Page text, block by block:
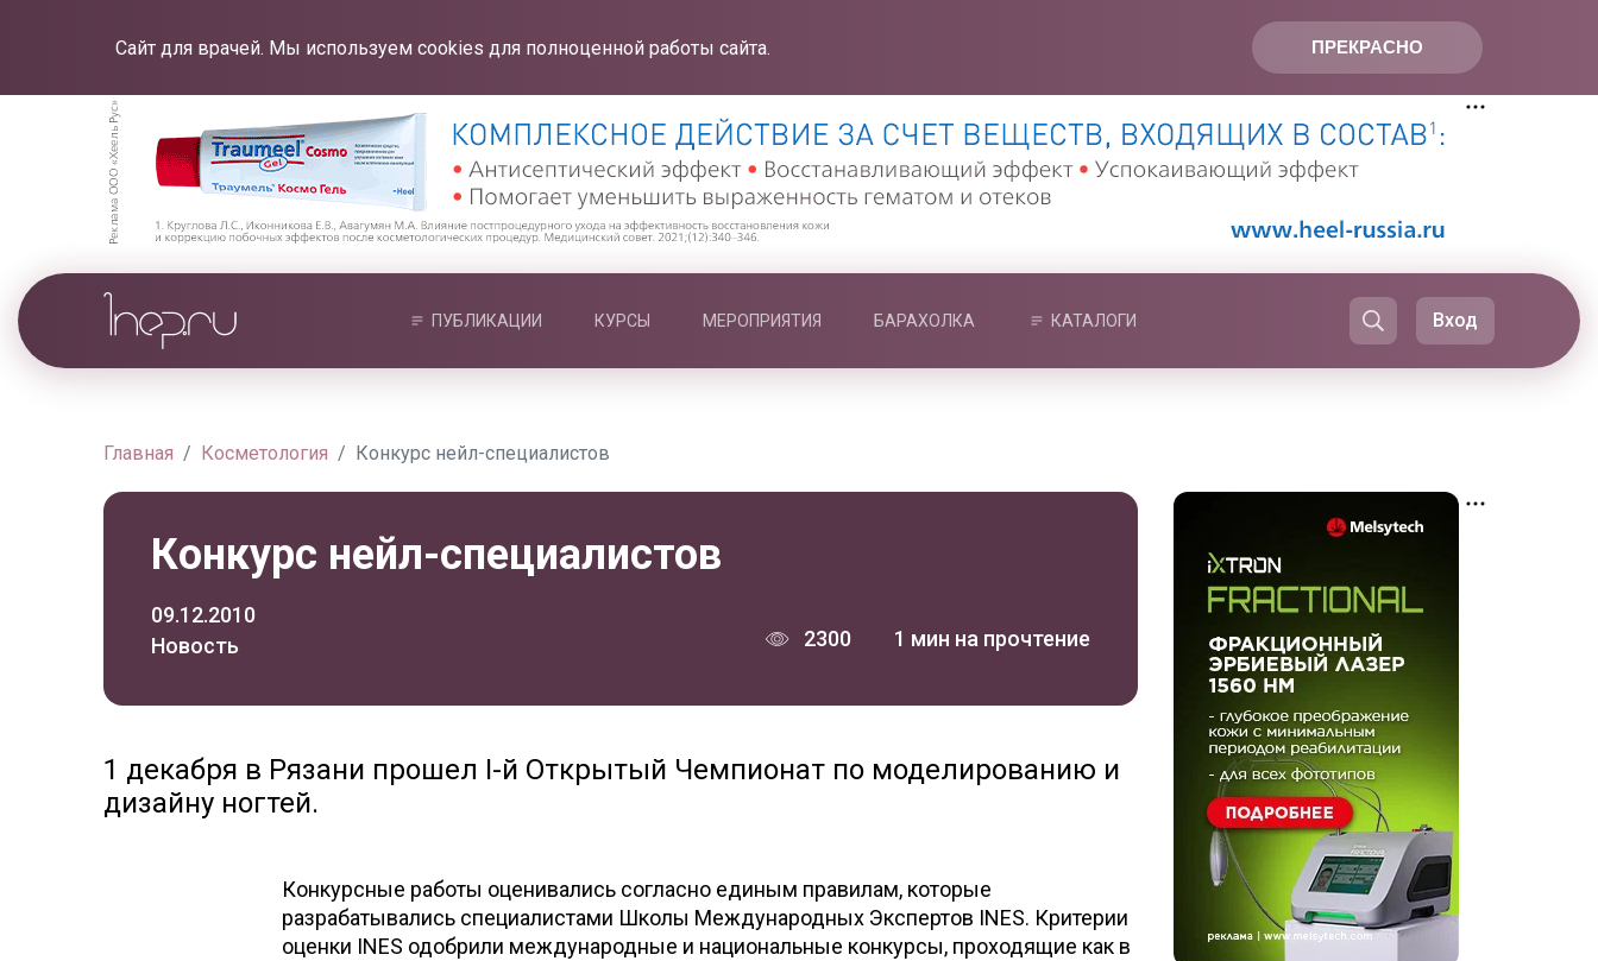
ПРЕКРАСНО
Сайт для врачей. Мы используем cookies для полноценной работы сайта.
ПУБЛИКАЦИИ КУРСЫ МЕРОПРИЯТИЯ БАРАХОЛКА КАТАЛОГИ Вход
Главная Косметология Конкурс нейл-специалистов
Конкурс нейл-специалистов
09.12.2010
Новость
2300 1 мин на прочтение
1 декабря в Рязани прошел I-й Открытый Чемпионат по моделированию и
дизайну ногтей.
Конкурсные работы оценивались согласно единым правилам, которые
разрабатывались специалистами Школы Международных Экспертов INES. Критерии
оценки INES одобрили международные и национальные конкурсы, проходящие как в